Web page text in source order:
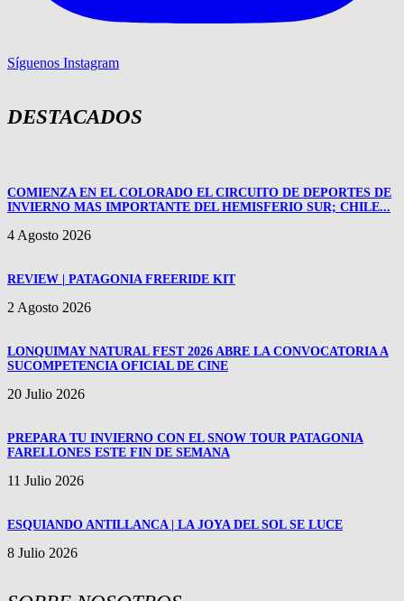
Síguenos Instagram
DESTACADOS
COMIENZA EN EL COLORADO EL CIRCUITO DE DEPORTES DE
INVIERNO MAS IMPORTANTE DEL HEMISFERIO SUR; CHILE...
4 Agosto 2026
REVIEW | PATAGONIA FREERIDE KIT
2 Agosto 2026
LONQUIMAY NATURAL FEST 2026 ABRE LA CONVOCATORIA A
SUCOMPETENCIA OFICIAL DE CINE
20 Julio 2026
PREPARA TU INVIERNO CON EL SNOW TOUR PATAGONIA
FARELLONES ESTE FIN DE SEMANA
11 Julio 2026
ESQUIANDO ANTILLANCA | LA JOYA DEL SOL SE LUCE
8 Julio 2026